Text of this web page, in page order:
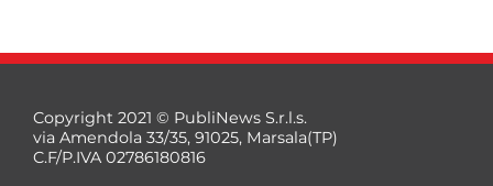
Copyright 2021 © PubliNews S.r.l.s.
via Amendola 33/35, 91025, Marsala(TP)
C.F/P.IVA 02786180816